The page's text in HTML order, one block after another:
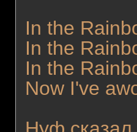
In the
In the
In the
Now I've